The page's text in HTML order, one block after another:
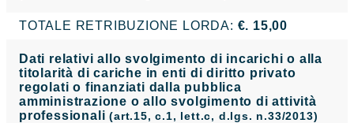
TOTALE RETRIBUZIONE LORDA: €. 15,00
Dati relativi allo svolgimento di incarichi o alla
titolarità di cariche in enti di diritto privato
regolati o finanziati dalla pubblica
amministrazione o allo svolgimento di attività
professionali(art.15, c.1, lett.c, d.lgs. n.33/2013)